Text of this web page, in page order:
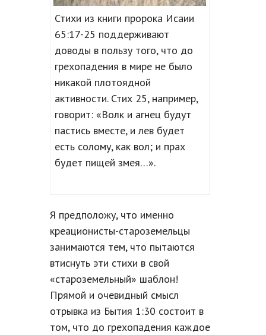
Стихи из книги пророка Исаии
65:17-25 поддерживают
доводы в пользу того, что до
грехопадения в мире не было
никакой плотоядной
активности. Стих 25, например,
говорит: «Волк и агнец будут
пастись вместе, и лев будет
есть солому, как вол; и прах
будет пищей змея…».
Я предположу, что именно
креационисты-староземельцы
занимаются тем, что пытаются
втиснуть эти стихи в свой
«староземельный» шаблон!
Прямой и очевидный смысл
отрывка из Бытия 1:30 состоит в
том, что до грехопадения каждое